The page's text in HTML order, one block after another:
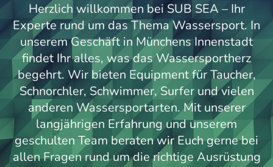
Herzlich willkommen bei SUB SEA – Ihr
Experte rund um das Thema Wassersport. In
unserem Geschäft in Münchens Innenstadt
findet Ihr alles, was das Wassersportherz
begehrt. Wir bieten Equipment für Taucher,
Schnorchler, Schwimmer, Surfer und vielen
anderen Wassersportarten. Mit unserer
langjährigen Erfahrung und unserem
geschulten Team beraten wir Euch gerne bei
allen Fragen rund um die richtige Ausrüstung